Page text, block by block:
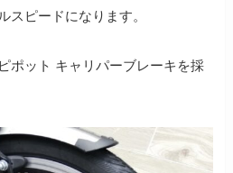
スピードになります。
ポット キャリパーブレーキを採